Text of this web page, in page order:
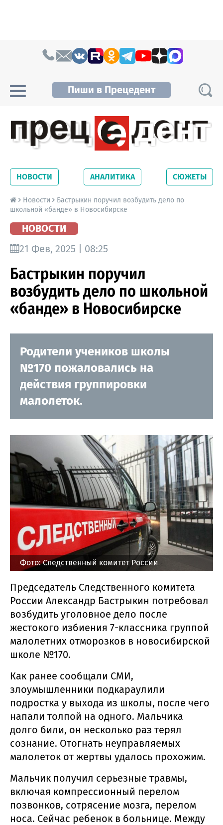
Пиши в Прецедент
Новосибирской области. Читайте свежие
новости на сайте сетевого издания
Precedent.
НОВОСТИ АНАЛИТИКА СЮЖЕТЫ
Новости
Бастрыкин поручил возбудить дело по
школьной «банде» в Новосибирске
НОВОСТИ
21 Фев, 2025 | 08:25
Бастрыкин поручил
возбудить дело по школьной
«банде» в Новосибирске
Родители учеников школы
№170 пожаловались на
действия группировки
малолеток.
Фото: Следственный комитет России
Председатель Следственного комитета
России Александр Бастрыкин потребовал
возбудить уголовное дело после
жестокого избиения 7-классника группой
малолетних отморозков в новосибирской
школе №170.
Как ранее сообщали СМИ,
злоумышленники подкараулили
подростка у выхода из школы, после чего
напали толпой на одного. Мальчика
долго били, он несколько раз терял
сознание. Отогнать неуправляемых
малолеток от жертвы удалось прохожим.
Мальчик получил серьезные травмы,
включая компрессионный перелом
позвонков, сотрясение мозга, перелом
носа. Сейчас ребенок в больнице. Между